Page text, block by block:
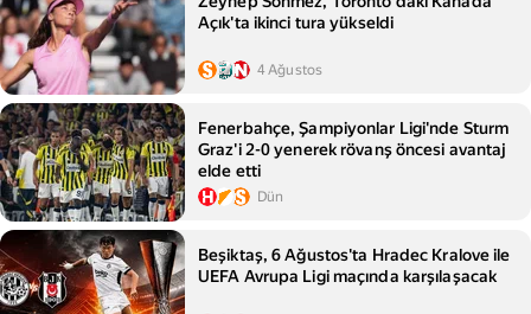
Açık'ta ikinci tura yükseldi
4 Ağustos
Fenerbahçe, Şampiyonlar Ligi'nde Sturm
Graz'i 2-0 yenerek rövanş öncesi avantaj
elde etti
Dün
Beşiktaş, 6 Ağustos'ta Hradec Kralove ile
UEFA Avrupa Ligi maçında karşılaşacak